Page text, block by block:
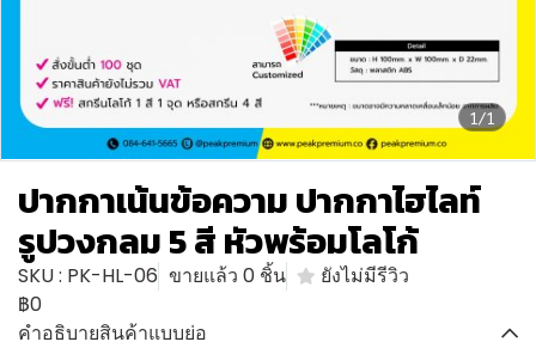
1/1
ปากกาเน้นข้อความ ปากกาไฮไลท์
รูปวงกลม 5 สี หัวพร้อมโลโก้
SKU : PK-HL-06 ขายแล้ว 0 ชิ้น
ยังไม่มีรีวิว
฿0
คำอธิบายสินค้าแบบย่อ